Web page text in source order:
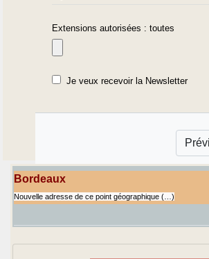
Extensions autorisées : toutes
Je veux recevoir la Newsletter
Bordeaux
Nouvelle adresse de ce point géographique (…)